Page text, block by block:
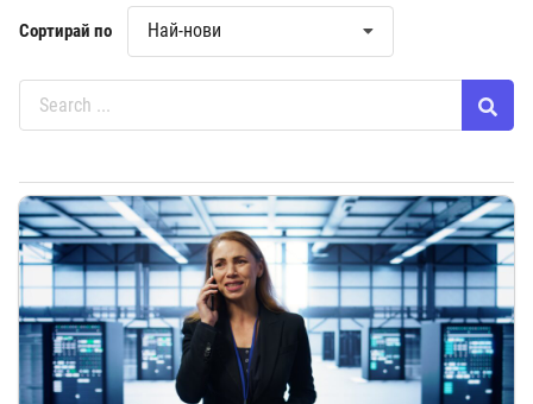
Сортирай по Най-нови